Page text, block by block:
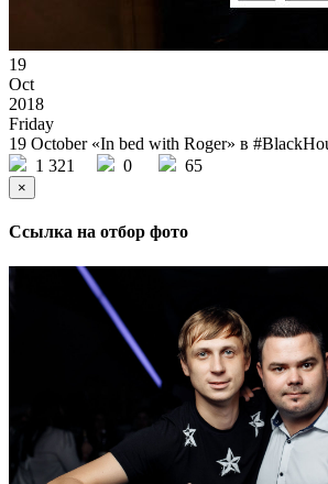
19
Oct
2018
Friday
19 October «In bed with Roger» в
1 321
0 65
×
Ссылка на отбор фото